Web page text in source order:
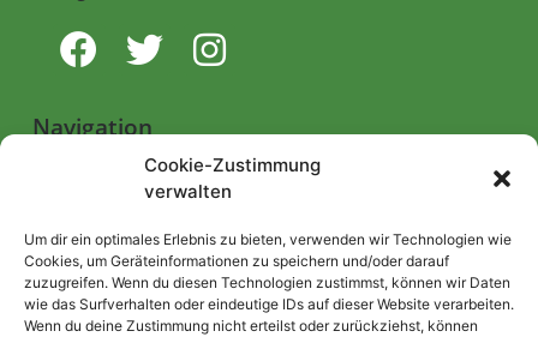
Cookie-Zustimmung
verwalten
Um dir ein optimales Erlebnis zu bieten, verwenden wir Technologien wie
Cookies, um Geräteinformationen zu speichern und/oder darauf
zuzugreifen. Wenn du diesen Technologien zustimmst, können wir Daten
wie das Surfverhalten oder eindeutige IDs auf dieser Website verarbeiten.
Wenn du deine Zustimmung nicht erteilst oder zurückziehst, können
Navigation
Nutzungsbedingungen
Abo
Artikel einreichen